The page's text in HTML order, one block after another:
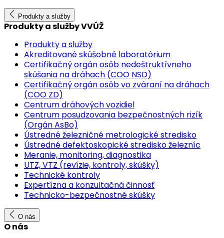
Produkty a služby
Produkty a služby VVÚŽ
Produkty a služby
Akreditované skúšobné laboratórium
Certifikačný orgán osôb nedeštruktívneho
skúšania na dráhach (COO NSD)
Certifikačný orgán osôb vo zváraní na dráhach
(COO ZD)
Centrum dráhových vozidiel
Centrum posudzovania bezpečnostných rizík
(Orgán AsBo)
Ústredné železničné metrologické stredisko
Ústredné defektoskopické stredisko železníc
Meranie, monitoring, diagnostika
UTZ, VTZ (revízie, kontroly, skúšky)
Technické kontroly
Expertízna a konzultačná činnosť
Technicko-bezpečnostné skúšky
O nás
O nás